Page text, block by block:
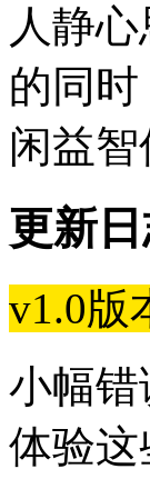
人静
的同
闲益智
更新
v1.0版
小幅
体验这